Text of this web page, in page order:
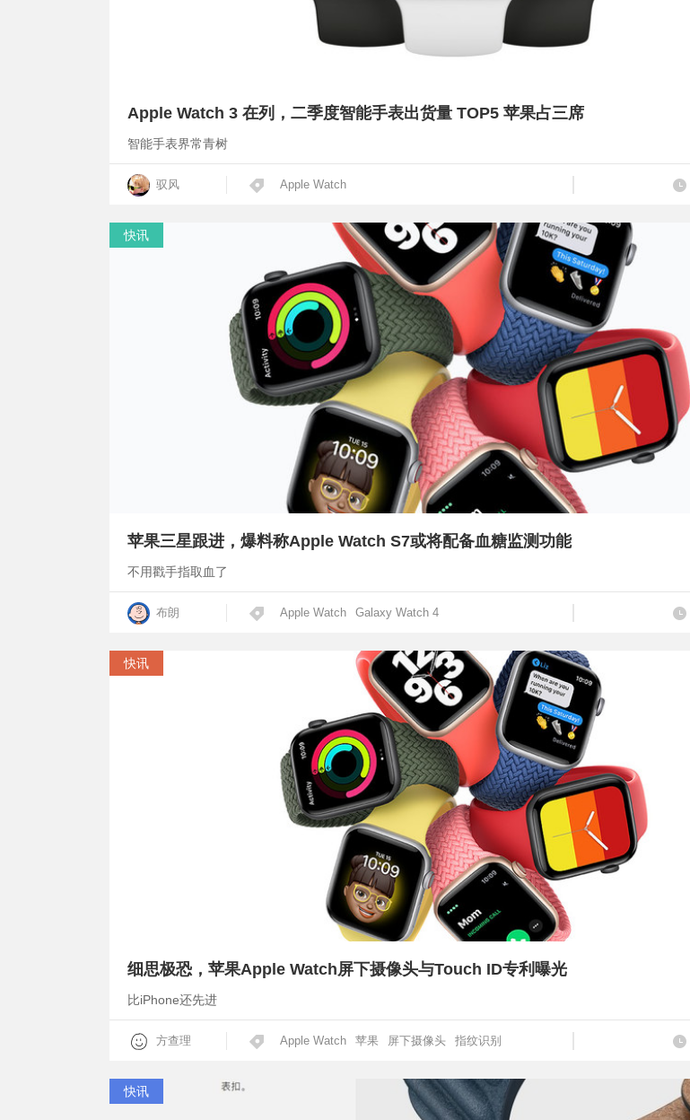
Apple Watch 3 在列，二季度智能手表出货量 TOP5 苹果占三席
智能手表界常青树
驭风 Apple Watch
快讯
苹果三星跟进，爆料称Apple Watch S7或将配备血糖监测功能
不用戳手指取血了
布朗 Apple Watch Galaxy Watch 4
快讯
细思极恐，苹果Apple Watch屏下摄像头与Touch ID专利曝光
比iPhone还先进
方查理 Apple Watch 苹果 屏下摄像头 指纹识别
快讯